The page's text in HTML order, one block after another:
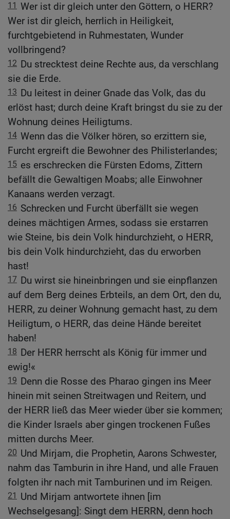
11 Wer ist dir gleich unter den Göttern, o HERR?
Wer ist dir gleich, herrlich in Heiligkeit,
furchtgebietend in Ruhmestaten, Wunder
vollbringend?
12 Du strecktest deine Rechte aus, da verschlang
sie die Erde.
13 Du leitest in deiner Gnade das Volk, das du
erlöst hast; durch deine Kraft bringst du sie zu der
Wohnung deines Heiligtums.
14 Wenn das die Völker hören, so erzittern sie,
Furcht ergreift die Bewohner des Philisterlandes;
15 es erschrecken die Fürsten Edoms, Zittern
befällt die Gewaltigen Moabs; alle Einwohner
Kanaans werden verzagt.
16 Schrecken und Furcht überfällt sie wegen
deines mächtigen Armes, sodass sie erstarren
wie Steine, bis dein Volk hindurchzieht, o HERR,
bis dein Volk hindurchzieht, das du erworben
hast!
17 Du wirst sie hineinbringen und sie einpflanzen
auf dem Berg deines Erbteils, an dem Ort, den du,
HERR, zu deiner Wohnung gemacht hast, zu dem
Heiligtum, o HERR, das deine Hände bereitet
haben!
18 Der HERR herrscht als König für immer und
ewig!«
19 Denn die Rosse des Pharao gingen ins Meer
hinein mit seinen Streitwagen und Reitern, und
der HERR ließ das Meer wieder über sie kommen;
die Kinder Israels aber gingen trockenen Fußes
mitten durchs Meer.
20 Und Mirjam, die Prophetin, Aarons Schwester,
nahm das Tamburin in ihre Hand, und alle Frauen
folgten ihr nach mit Tamburinen und im Reigen.
21
Und Mirjam antwortete ihnen [im
Wechselgesang]: Singt dem HERRN, denn hoch